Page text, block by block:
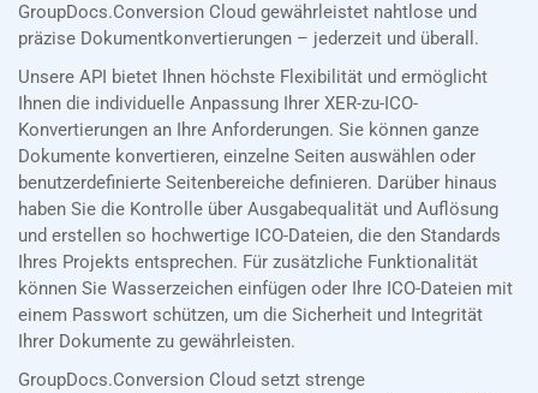
GroupDocs.Conversion Cloud gewährleistet nahtlose und
präzise Dokumentkonvertierungen – jederzeit und überall.
Unsere API bietet Ihnen höchste Flexibilität und ermöglicht
Ihnen die individuelle Anpassung Ihrer XER-zu-ICO-
Konvertierungen an Ihre Anforderungen. Sie können ganze
Dokumente konvertieren, einzelne Seiten auswählen oder
benutzerdefinierte Seitenbereiche definieren. Darüber hinaus
haben Sie die Kontrolle über Ausgabequalität und Auflösung
und erstellen so hochwertige ICO-Dateien, die den Standards
Ihres Projekts entsprechen. Für zusätzliche Funktionalität
können Sie Wasserzeichen einfügen oder Ihre ICO-Dateien mit
einem Passwort schützen, um die Sicherheit und Integrität
Ihrer Dokumente zu gewährleisten.
GroupDocs.Conversion Cloud setzt strenge